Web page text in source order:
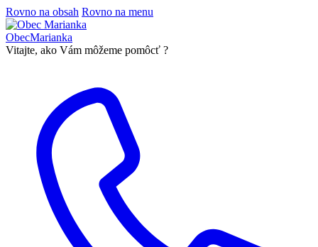
Rovno na obsah Rovno na menu
ObecMarianka
Vitajte, ako Vám môžeme pomôcť ?